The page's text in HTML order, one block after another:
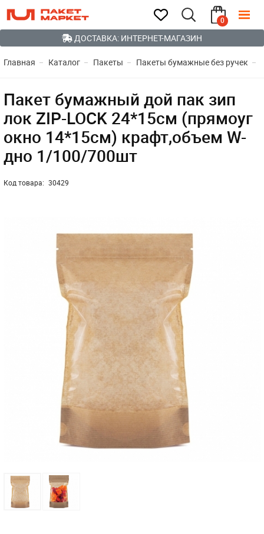
0
ДОСТАВКА: ИНТЕРНЕТ-МАГАЗИН
Главная Каталог Пакеты Пакеты бумажные без ручек
Пакет бумажный дой пак зип
лок ZIP-LOCK 24*15см (прямоуг
окно 14*15см) крафт,объем W-
дно 1/100/700шт
Код товара: 30429